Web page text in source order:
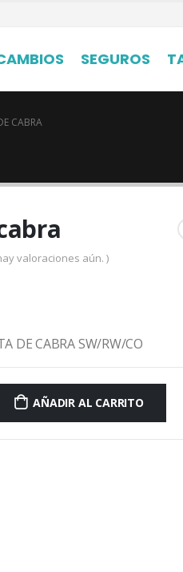
SEGUROS
CABRA
valoraciones aún. )
DE CABRA SW/RW/CO
AÑADIR AL CARRITO